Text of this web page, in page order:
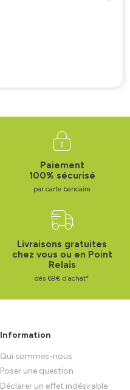
Paiement
100% sécurisé
par carte bancaire
Livraisons gratuites
chez vous ou en Point
Relais
dès 69€ d’achat*
Information
Qui sommes-nous
Poser une question
Déclarer un effet indésirable